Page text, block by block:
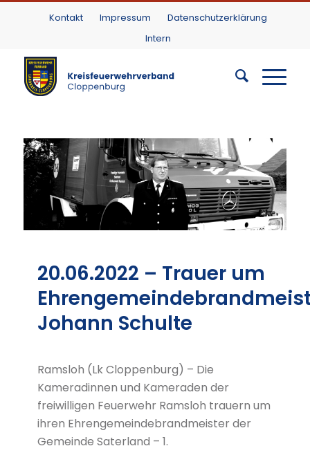
Kontakt Impressum
Datenschutzerklärung
Intern
20.06.2022 – Trauer um
Johann Schulte
Ramsloh (Lk Cloppenburg) – Die
Kameradinnen und Kameraden der
freiwilligen Feuerwehr Ramsloh trauern um
ihren Ehrengemeindebrandmeister der
Gemeinde Saterland – 1.